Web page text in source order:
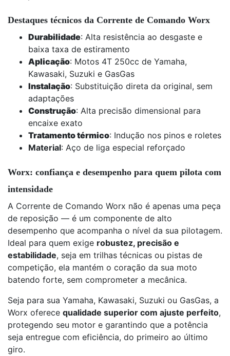
Destaques técnicos da Corrente de Comando Worx
Durabilidade: Alta resistência ao desgaste e
baixa taxa de estiramento
Aplicação: Motos 4T 250cc de Yamaha,
Kawasaki, Suzuki e GasGas
Instalação: Substituição direta da original, sem
adaptações
Construção: Alta precisão dimensional para
encaixe exato
Tratamento térmico: Indução nos pinos e roletes
Material: Aço de liga especial reforçado
Worx: confiança e desempenho para quem pilota com
intensidade
A Corrente de Comando Worx não é apenas uma peça
de reposição — é um componente de alto
desempenho que acompanha o nível da sua pilotagem.
Ideal para quem exige robustez, precisão e
estabilidade, seja em trilhas técnicas ou pistas de
competição, ela mantém o coração da sua moto
batendo forte, sem comprometer a mecânica.
Seja para sua Yamaha, Kawasaki, Suzuki ou GasGas, a
Worx oferece qualidade superior com ajuste perfeito,
protegendo seu motor e garantindo que a potência
seja entregue com eficiência, do primeiro ao último
giro.